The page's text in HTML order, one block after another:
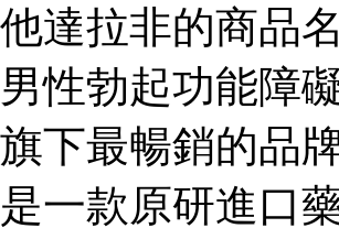
他達拉非的商品
男性勃起功能障
旗下最暢銷的品
是一款原研進口